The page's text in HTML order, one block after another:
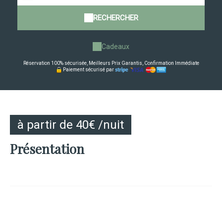
RECHERCHER
Cadeaux
Réservation 100% sécurisée, Meilleurs Prix Garantis, Confirmation Immédiate
Paiement sécurisé par
à partir de 40€ /nuit
Présentation